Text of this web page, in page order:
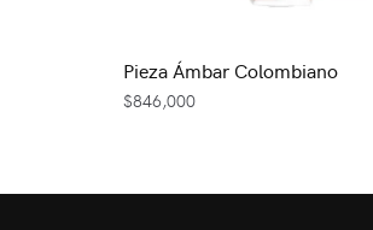
Pieza Ámbar Colombiano
$846,000